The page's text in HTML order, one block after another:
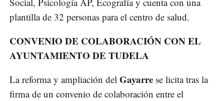
plantilla de 32 personas para el centro de salud.
CONVENIO DE COLABORACIÓN CON EL
AYUNTAMIENTO DE TUDELA
La reforma y ampliación del Gayarre se licita tras la
firma de un convenio de colaboración entre el